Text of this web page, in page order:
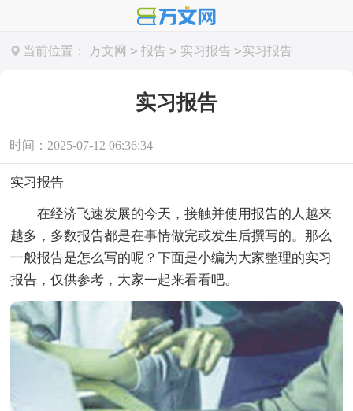
当前位置： 万文网 > 报告 > 实习报告 >实习报告
实习报告
时间：2025-07-12 06:36:34
实习报告
在经济飞速发展的今天，接触并使用报告的人越来
越多，多数报告都是在事情做完或发生后撰写的。那么
一般报告是怎么写的呢？下面是小编为大家整理的实习
报告，仅供参考，大家一起来看看吧。